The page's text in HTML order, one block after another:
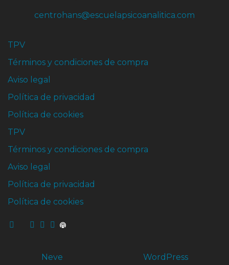
centrohans@escuelapsicoanalitica.com
TPV
Términos y condiciones de compra
Aviso legal
Política de privacidad
Política de cookies
TPV
Términos y condiciones de compra
Aviso legal
Política de privacidad
Política de cookies
Neve WordPress